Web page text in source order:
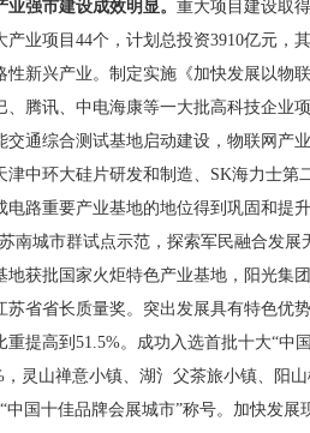
业强市建设成效明显。 重大项目建设取
产业项目44个，计划总投资3910亿元，
性新兴产业。制定实施《加快发展以物
、腾讯、中电海康等一大批高科技企业
交通综合测试基地启动建设，物联网产
津中环大硅片研发和制造、SK海力士第
电路重要产业基地的地位得到巩固和提
苏南城市群试点示范，探索军民融合发
地获批国家火炬特色产业基地，阳光集
苏省省长质量奖。突出发展具有特色优
重提高到51.5%。成功入选首批十大“
，灵山禅意小镇、湖氵父茶旅小镇、阳
中国十佳品牌会展城市”称号。加快发